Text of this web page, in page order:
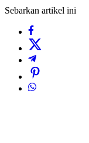
Sebarkan artikel ini